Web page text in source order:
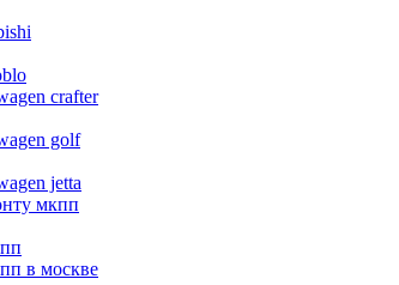
crafter
golf
jetta
мкпп
в москве